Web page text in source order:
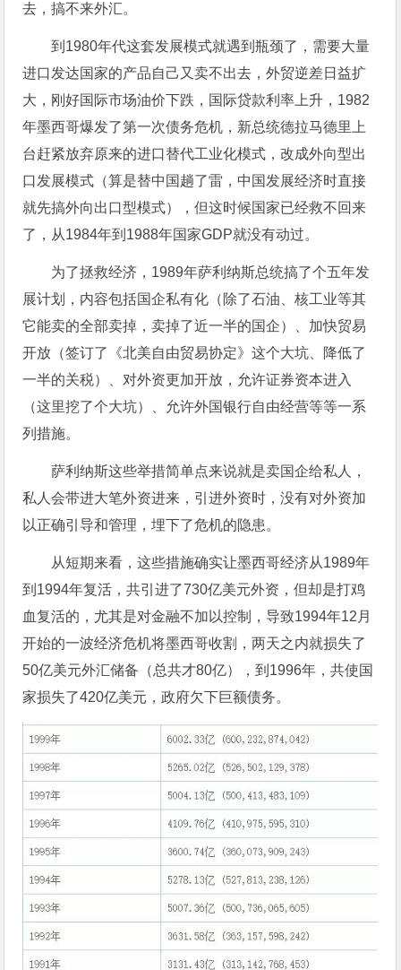
去，搞不来外汇。
到1980年代这套发展模式就遇到瓶颈了，需要大量
进口发达国家的产品自己又卖不出去，外贸逆差日益扩
大，刚好国际市场油价下跌，国际贷款利率上升，1982
年墨西哥爆发了第一次债务危机，新总统德拉马德里上
台赶紧放弃原来的进口替代工业化模式，改成外向型出
口发展模式（算是替中国趟了雷，中国发展经济时直接
就先搞外向出口型模式），但这时候国家已经救不回来
了，从1984年到1988年国家GDP就没有动过。
为了拯救经济，1989年萨利纳斯总统搞了个五年发
展计划，内容包括国企私有化（除了石油、核工业等其
它能卖的全部卖掉，卖掉了近一半的国企）、加快贸易
开放（签订了《北美自由贸易协定》这个大坑、降低了
一半的关税）、对外资更加开放，允许证券资本进入
（这里挖了个大坑）、允许外国银行自由经营等等一系
列措施。
萨利纳斯这些举措简单点来说就是卖国企给私人，
私人会带进大笔外资进来，引进外资时，没有对外资加
以正确引导和管理，埋下了危机的隐患。
从短期来看，这些措施确实让墨西哥经济从1989年
到1994年复活，共引进了730亿美元外资，但却是打鸡
血复活的，尤其是对金融不加以控制，导致1994年12月
开始的一波经济危机将墨西哥收割，两天之内就损失了
50亿美元外汇储备（总共才80亿），到1996年，共使国
家损失了420亿美元，政府欠下巨额债务。